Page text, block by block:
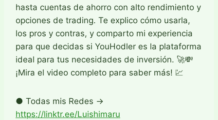
hasta cuentas de ahorro con alto rendimiento y
opciones de trading. Te explico cómo usarla,
los pros y contras, y comparto mi experiencia
para que decidas si YouHodler es la plataforma
ideal para tus necesidades de inversión. 🚀💸
¡Mira el video completo para saber más! 💹
● Todas mis Redes →
https://linktr.ee/Luishimaru